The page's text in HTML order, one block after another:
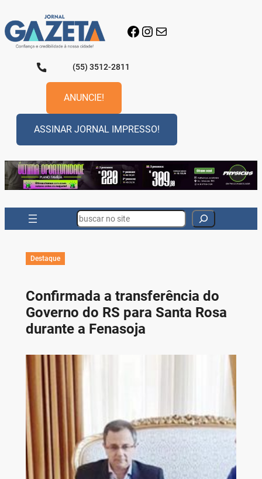
para
o
conteúdo
Facebook
Instagram
E-mail
(55) 3512-2811
ANUNCIE!
ASSINAR JORNAL IMPRESSO!
Search
Destaque
Confirmada a transferência do
Governo do RS para Santa Rosa
durante a Fenasoja